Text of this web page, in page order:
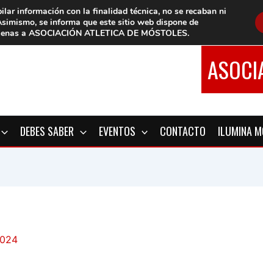
DEBES SABER EVENTOS CONTACTO ILUMINA
información con la finalidad técnica, no se recaban ni
se informa que este sitio web dispone de
a ASOCIACIÓN ATLETICA DE MÓSTOLES.